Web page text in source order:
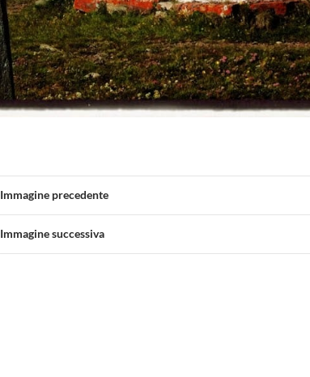
Immagine precedente
Immagine successiva